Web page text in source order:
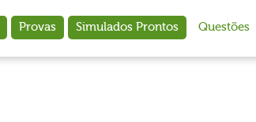
Provas Simulados Prontos Questões